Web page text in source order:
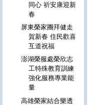
同心 祈安康迎新
春
屏東榮家團拜健走
賀新春 住民歡喜
互道祝福
澎湖榮服處榮欣志
工特殊教育訓練
強化服務專業能
量
高雄榮家結合樂透